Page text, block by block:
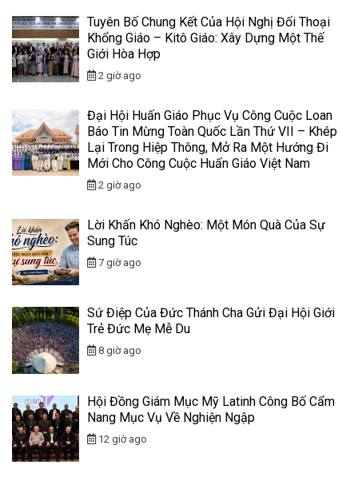
Tuyên Bố Chung Kết Của Hội Nghị Đối Thoại
Khổng Giáo – Kitô Giáo: Xây Dựng Một Thế
Giới Hòa Hợp
2 giờ ago
Đại Hội Huấn Giáo Phục Vụ Công Cuộc Loan
Báo Tin Mừng Toàn Quốc Lần Thứ VII – Khép
Lại Trong Hiệp Thông, Mở Ra Một Hướng Đi
Mới Cho Công Cuộc Huấn Giáo Việt Nam
2 giờ ago
Lời Khấn Khó Nghèo: Một Món Quà Của Sự
Sung Túc
7 giờ ago
Sứ Điệp Của Đức Thánh Cha Gửi Đại Hội Giới
Trẻ Đức Mẹ Mễ Du
8 giờ ago
Hội Đồng Giám Mục Mỹ Latinh Công Bố Cẩm
Nang Mục Vụ Về Nghiện Ngập
12 giờ ago